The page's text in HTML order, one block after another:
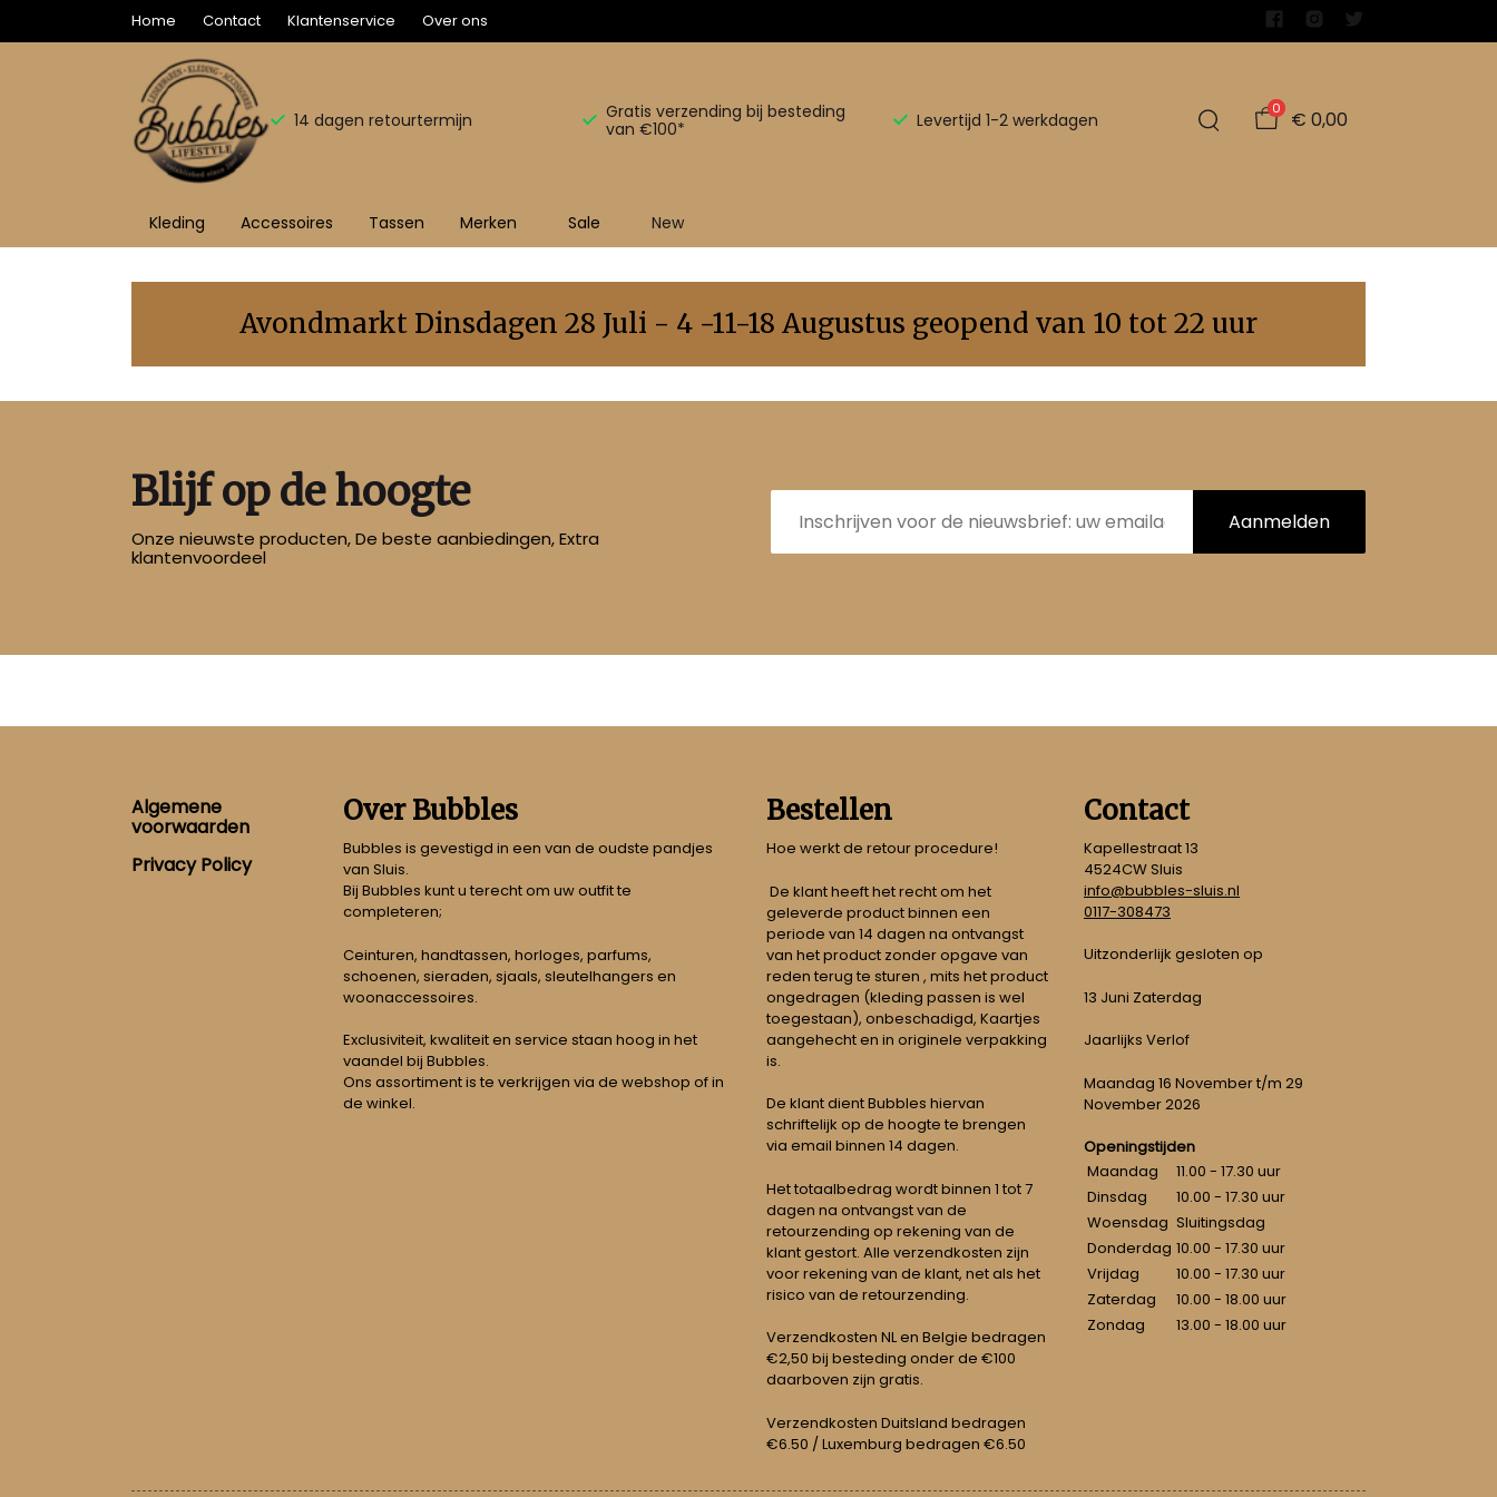
Home Contact Klantenservice Over ons
14 dagen retourtermijn
Gratis verzending bij besteding
van €100*
Levertijd 1-2 werkdagen
0 € 0,00
Kleding Accessoires Tassen Merken Sale New
Bubbles
Avondmarkt Dinsdagen 28 Juli - 4 -11-18 Augustus geopend van 10 tot 22 uur
Blijf op de hoogte
Onze nieuwste producten, De beste aanbiedingen, Extra
klantenvoordeel
E-
mailadres Aanmelden
Footer
Algemene
voorwaarden
Privacy Policy
Over Bubbles
Bubbles is gevestigd in een van de oudste pandjes
van Sluis.
Bij Bubbles kunt u terecht om uw outfit te
completeren;
Ceinturen, handtassen, horloges, parfums,
schoenen, sieraden, sjaals, sleutelhangers en
woonaccessoires.
Exclusiviteit, kwaliteit en service staan hoog in het
vaandel bij Bubbles.
Ons assortiment is te verkrijgen via de webshop of in
de winkel.
Bestellen
Hoe werkt de retour procedure!
De klant heeft het recht om het
geleverde product binnen een
periode van 14 dagen na ontvangst
van het product zonder opgave van
reden terug te sturen , mits het product
ongedragen (kleding passen is wel
toegestaan), onbeschadigd, Kaartjes
aangehecht en in originele verpakking
is.
De klant dient Bubbles hiervan
schriftelijk op de hoogte te brengen
via email binnen 14 dagen.
Het totaalbedrag wordt binnen 1 tot 7
dagen na ontvangst van de
retourzending op rekening van de
klant gestort. Alle verzendkosten zijn
voor rekening van de klant, net als het
risico van de retourzending.
Verzendkosten NL en Belgie bedragen
€2,50 bij besteding onder de €100
daarboven zijn gratis.
Verzendkosten Duitsland bedragen
€6.50 / Luxemburg bedragen €6.50
Contact
Kapellestraat 13
4524CW Sluis
info@bubbles-sluis.nl
0117-308473
Uitzonderlijk gesloten op
13 Juni Zaterdag
Jaarlijks Verlof
Maandag 16 November t/m 29
November 2026
Openingstijden
Maandag
11.00 - 17.30 uur
Dinsdag
10.00 - 17.30 uur
Woensdag Sluitingsdag
Donderdag 10.00 - 17.30 uur
Vrijdag
10.00 - 17.30 uur
Zaterdag
10.00 - 18.00 uur
Zondag
13.00 - 18.00 uur